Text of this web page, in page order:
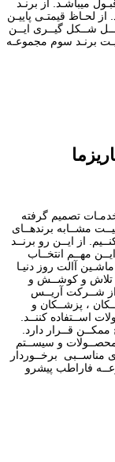
میباشـد. از برنـد
از لحـاظ قیمتـی پاییـن
شــکل گیــری ایــن
برنـد سوم مجموعـه
تصمیم گرفته
مشــابه برندهــای
از ایــن رو برنــد
مهــم انتخــاب
ماشـین آالت روز دنیـا
تلاش و کوشــش و
یــاری خداونــد توانســتیم گواهینامــه ایــزو ۱۳۴۸۵ از شــرکت آریــس
، پزشــکان و
اســتفاده کننــد.
ممکــن قــرار دارد.
محصــولات و سیســتم
مناســبی برخــوردار
فاراطب پیشرو